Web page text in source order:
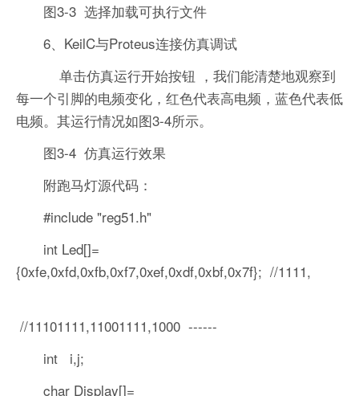
图3-3 选择加载可执行文件
6、KeilC与Proteus连接仿真调试
单击仿真运行开始按钮 ，我们能清楚地观察到
每一个引脚的电频变化，红色代表高电频，蓝色代表低
电频。其运行情况如图3-4所示。
图3-4 仿真运行效果
附跑马灯源代码：
#include "reg51.h"
int Led[]=
{0xfe,0xfd,0xfb,0xf7,0xef,0xdf,0xbf,0x7f}; //1111,
//11101111,11001111,1000 ------
int i,j;
char Display[]=